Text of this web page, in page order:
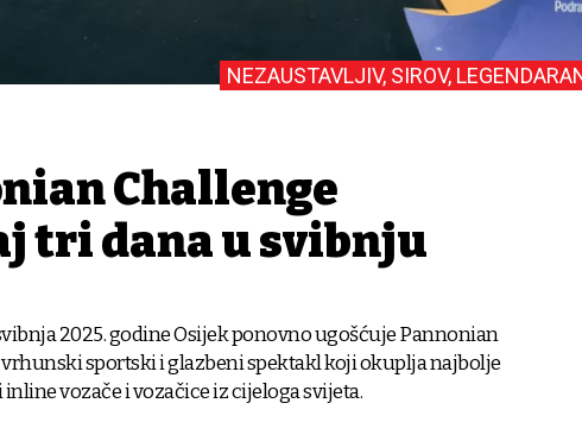
NEZAUSTAVLJIV, SIROV,
Challenge
tri dana u svibnju
2025. godine Osijek ponovno ugošćuje Pannonian
sportski i glazbeni spektakl koji okuplja najbolje
inline vozače i vozačice iz cijeloga svijeta.